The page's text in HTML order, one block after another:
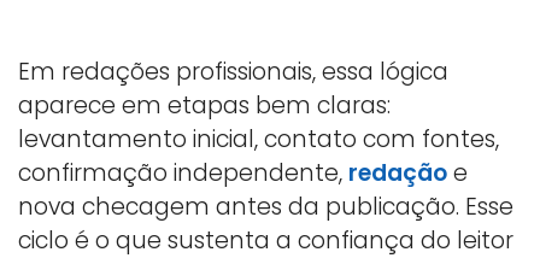
Em redações profissionais, essa lógica
aparece em etapas bem claras:
levantamento inicial, contato com fontes,
confirmação independente, redaçãoe
nova checagem antes da publicação. Esse
ciclo é o que sustenta a confiança do leitor